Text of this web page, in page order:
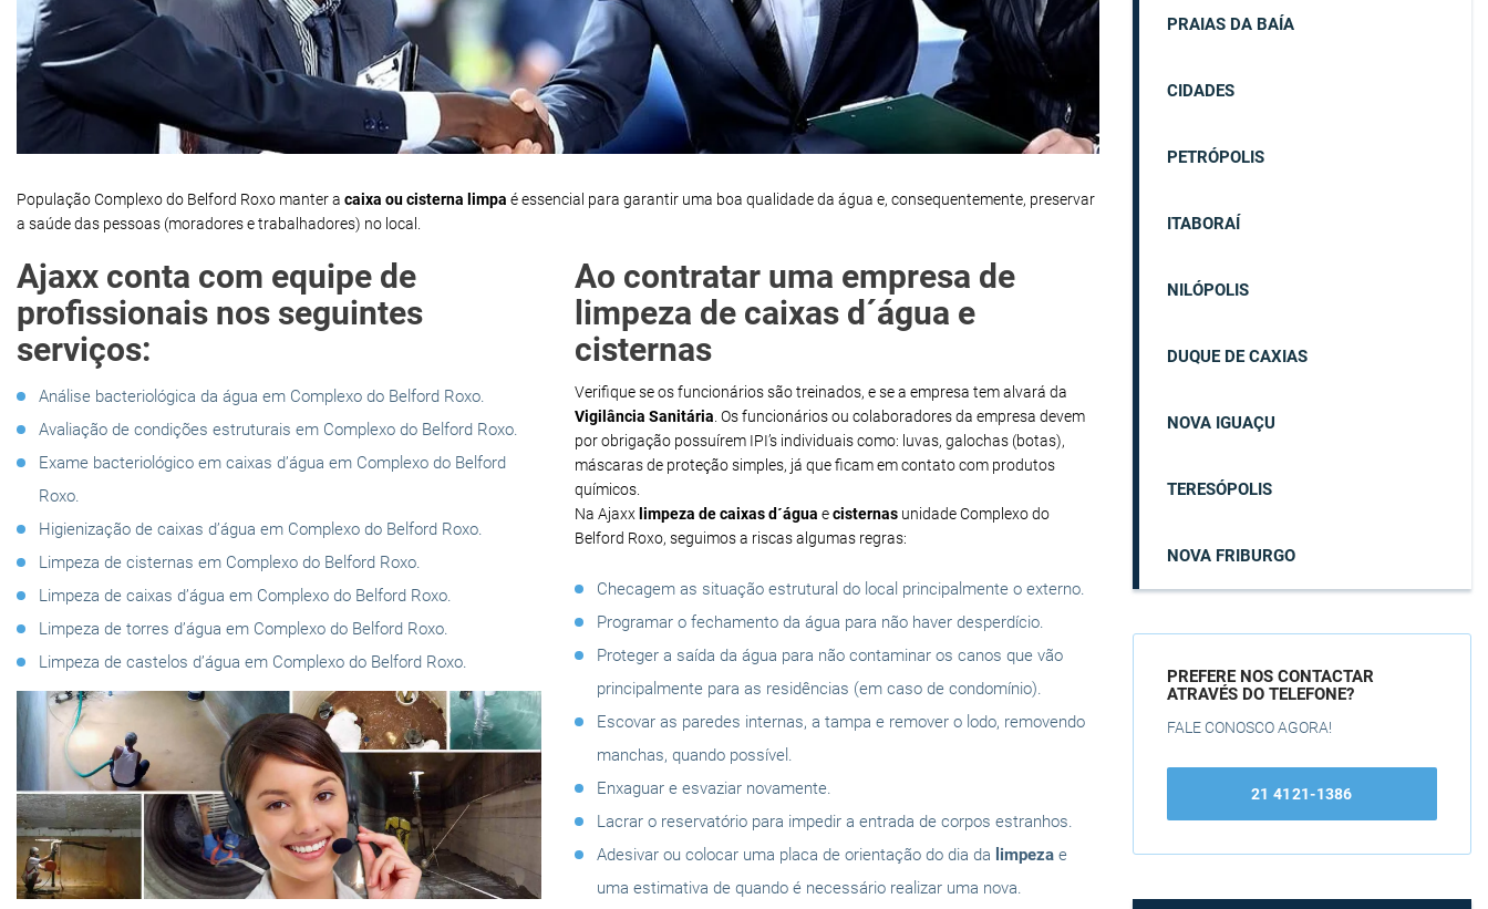
População Complexo do Belford Roxo manter a caixa ou cisterna limpa é essencial para garantir uma boa qualidade da água e, consequentemente, preservar
a saúde das pessoas (moradores e trabalhadores) no local.
Ajaxx conta com equipe de
profissionais nos seguintes
serviços:
Análise bacteriológica da água em Complexo do Belford Roxo.
Avaliação de condições estruturais em Complexo do Belford Roxo.
Exame bacteriológico em caixas d’água em Complexo do Belford
Roxo.
Higienização de caixas d’água em Complexo do Belford Roxo.
Limpeza de cisternas em Complexo do Belford Roxo.
Limpeza de caixas d’água em Complexo do Belford Roxo.
Limpeza de torres d’água em Complexo do Belford Roxo.
Limpeza de castelos d’água em Complexo do Belford Roxo.
Ao contratar uma empresa de
limpeza de caixas d´água e
cisternas
Verifique se os funcionários são treinados, e se a empresa tem alvará da
Vigilância Sanitária . Os funcionários ou colaboradores da empresa devem
por obrigação possuírem IPI’s individuais como: luvas, galochas (botas),
máscaras de proteção simples, já que ficam em contato com produtos
químicos.
Na Ajaxx limpeza de caixas d´água ecisternas unidade Complexo do
Belford Roxo, seguimos a riscas algumas regras:
Checagem as situação estrutural do local principalmente o externo.
Programar o fechamento da água para não haver desperdício.
Proteger a saída da água para não contaminar os canos que vão
principalmente para as residências (em caso de condomínio).
Escovar as paredes internas, a tampa e remover o lodo, removendo
manchas, quando possível.
Enxaguar e esvaziar novamente.
Lacrar o reservatório para impedir a entrada de corpos estranhos.
Adesivar ou colocar uma placa de orientação do dia da limpeza e
uma estimativa de quando é necessário realizar uma nova.
PRAIAS DA BAÍA
CIDADES
PETRÓPOLIS
ITABORAÍ
NILÓPOLIS
DUQUE DE CAXIAS
NOVA IGUAÇU
TERESÓPOLIS
NOVA FRIBURGO
PREFERE NOS CONTACTAR
ATRAVÉS DO TELEFONE?
FALE CONOSCO AGORA!
21 4121-1386